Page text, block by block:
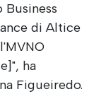
di Altice
ha
Figueiredo.